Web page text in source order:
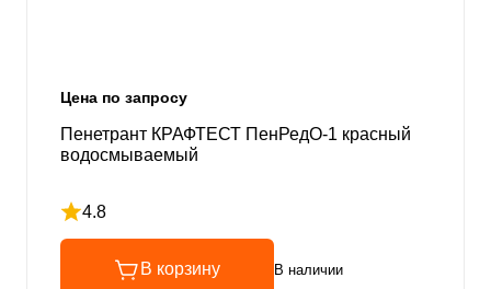
Цена по запросу
Пенетрант КРАФТЕСТ ПенРедО-1 красный
водосмываемый
4.8
Рейтинг 4.8 из 5
В корзину В наличии